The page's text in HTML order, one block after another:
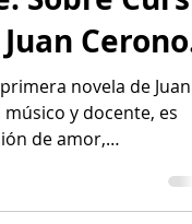
y besos
Sobre Cursi
Cerono.
novela de Juan
y docente, es
de amor,